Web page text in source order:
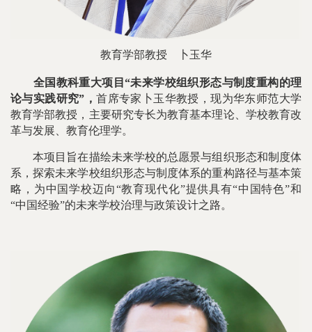
教育学部教授 卜玉华
全国教科重大项目“未来学校组织形态与制度重构的理
论与实践研究”，首席专家卜玉华教授，现为华东师范大学
教育学部教授，主要研究专长为教育基本理论、学校教育改
革与发展、教育伦理学。
本项目旨在描绘未来学校的总愿景与组织形态和制度体
系，探索未来学校组织形态与制度体系的重构路径与基本策
略，为中国学校迈向“教育现代化”提供具有“中国特色”和
“中国经验”的未来学校治理与政策设计之路。